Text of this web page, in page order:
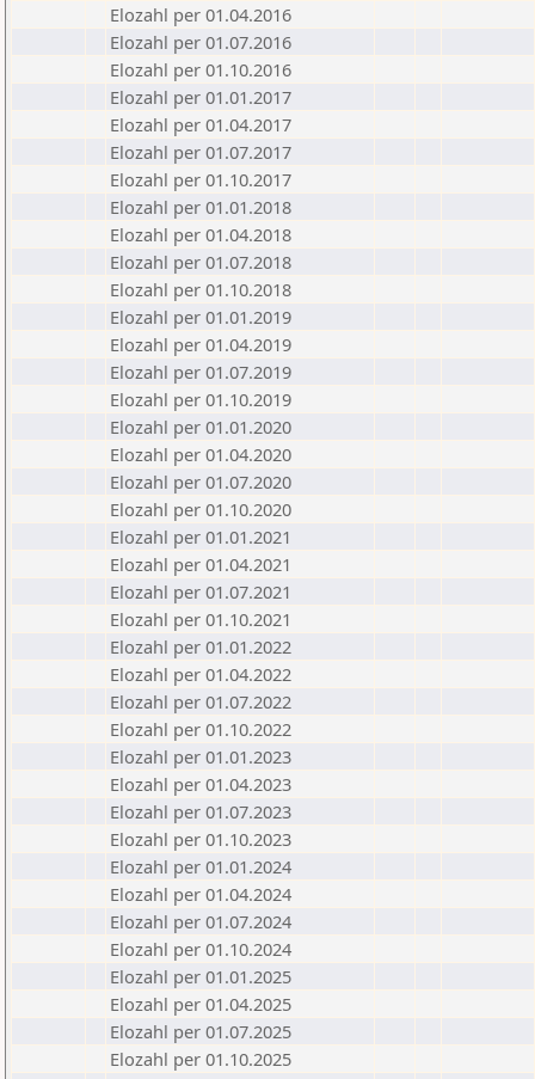
Elozahl per 01.04.2016
Elozahl per 01.07.2016
Elozahl per 01.10.2016
Elozahl per 01.01.2017
Elozahl per 01.04.2017
Elozahl per 01.07.2017
Elozahl per 01.10.2017
Elozahl per 01.01.2018
Elozahl per 01.04.2018
Elozahl per 01.07.2018
Elozahl per 01.10.2018
Elozahl per 01.01.2019
Elozahl per 01.04.2019
Elozahl per 01.07.2019
Elozahl per 01.10.2019
Elozahl per 01.01.2020
Elozahl per 01.04.2020
Elozahl per 01.07.2020
Elozahl per 01.10.2020
Elozahl per 01.01.2021
Elozahl per 01.04.2021
Elozahl per 01.07.2021
Elozahl per 01.10.2021
Elozahl per 01.01.2022
Elozahl per 01.04.2022
Elozahl per 01.07.2022
Elozahl per 01.10.2022
Elozahl per 01.01.2023
Elozahl per 01.04.2023
Elozahl per 01.07.2023
Elozahl per 01.10.2023
Elozahl per 01.01.2024
Elozahl per 01.04.2024
Elozahl per 01.07.2024
Elozahl per 01.10.2024
Elozahl per 01.01.2025
Elozahl per 01.04.2025
Elozahl per 01.07.2025
Elozahl per 01.10.2025